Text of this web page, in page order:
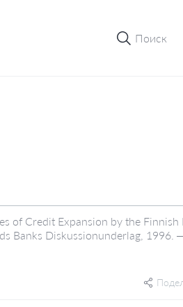
Поиск
of Credit Expansion by the Finnish
Banks Diskussionunderlag,